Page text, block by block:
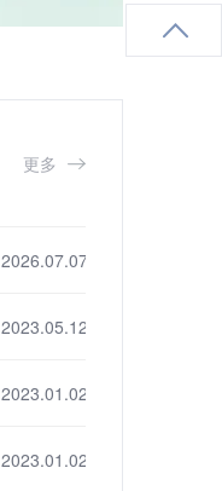
更多
2026.07.07
2023.05.12
2023.01.02
2023.01.02